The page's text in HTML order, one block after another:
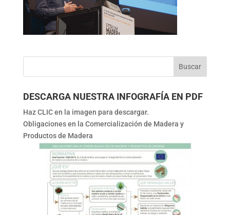
DESCARGA NUESTRA INFOGRAFÍA EN PDF
Haz CLIC en la imagen para descargar.
Obligaciones en la Comercialización de Madera y
Productos de Madera